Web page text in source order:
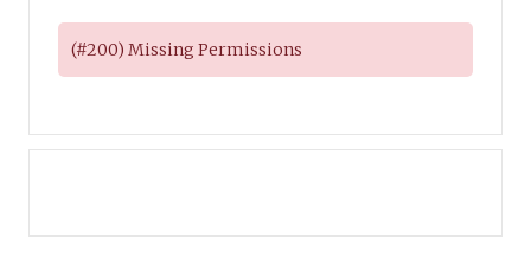
(#200) Missing Permissions